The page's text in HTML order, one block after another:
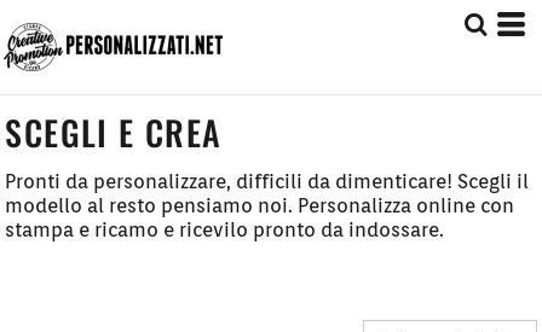
SCEGLI E CREA
Pronti da personalizzare, difficili da dimenticare! Scegli il
modello al resto pensiamo noi. Personalizza online con
stampa e ricamo e ricevilo pronto da indossare.
Default
Prezzo: Dal più Basso
Prezzo: Dal più Alto
Date Added